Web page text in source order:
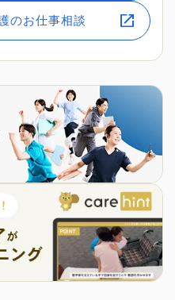
のお仕事相談